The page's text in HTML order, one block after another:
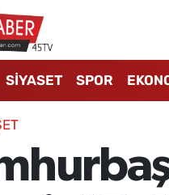
SİYASET SPOR
Haritası